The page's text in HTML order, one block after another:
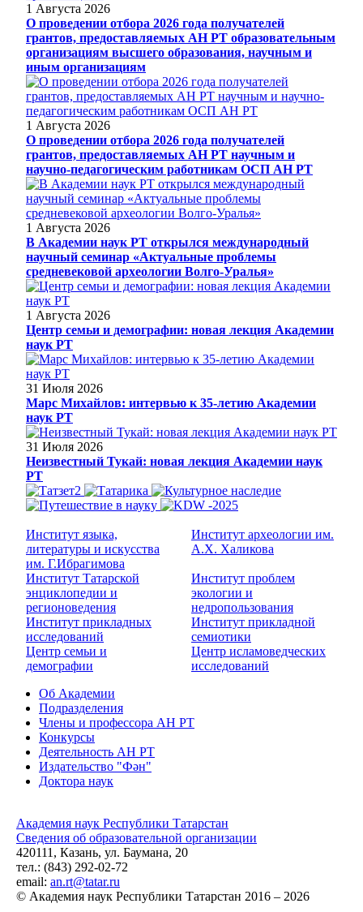
1 Августа 2026
О проведении отбора 2026 года получателей
грантов, предоставляемых АН РТ образовательным
организациям высшего образования, научным и
иным организациям
1 Августа 2026
О проведении отбора 2026 года получателей
грантов, предоставляемых АН РТ научным и
научно-педагогическим работникам ОСП АН РТ
1 Августа 2026
В Академии наук РТ открылся международный
научный семинар «Актуальные проблемы
средневековой археологии Волго-Уралья»
1 Августа 2026
Центр семьи и демографии: новая лекция Академии
наук РТ
31 Июля 2026
Марс Михайлов: интервью к 35-летию Академии
наук РТ
31 Июля 2026
Неизвестный Тукай: новая лекция Академии наук
РТ
Институт языка,
литературы и искусства
им. Г.Ибрагимова
Институт археологии им.
А.Х. Халикова
Институт Татарской
энциклопедии и
регионоведения
Институт проблем
экологии и
недропользования
Институт прикладных
исследований
Институт прикладной
семиотики
Центр семьи и
демографии
Центр исламоведческих
исследований
Об Академии
Подразделения
Члены и профессора АН РТ
Конкурсы
Деятельность АН РТ
Издательство "Фән"
Доктора наук
Академия наук Республики Татарстан
Сведения об образовательной организации
420111, Казань, ул. Баумана, 20
тел.: (843) 292-02-72
email: an.rt@tatar.ru
© Академия наук Республики Татарстан 2016 – 2026